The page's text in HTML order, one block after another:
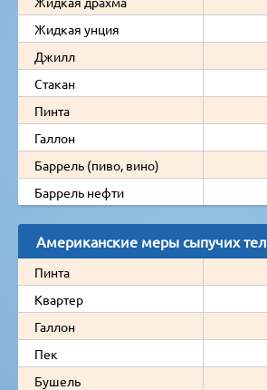
Жидкая унция
Джилл
Стакан
Пинта
Галлон
Баррель (пиво, вино)
Баррель нефти
Американские меры сыпучих тел
Пинта
Квартер
Галлон
Пек
Бушель